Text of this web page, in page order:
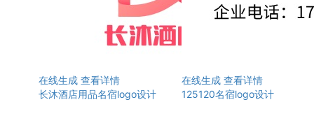
在线生成 查看详情
长沐酒店用品名宿logo设计
在线生成 查看详情
125120名宿logo设计